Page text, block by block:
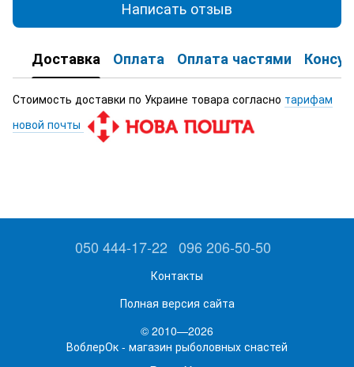
Написать отзыв
Доставка Оплата Оплата частями
Стоимость доставки по Украине товара согласно тарифам
новой почты
050 444-17-22 096 206-50-50
Контакты
Полная версия сайта
© 2010—2026
ВоблерОк - магазин рыболовных снастей